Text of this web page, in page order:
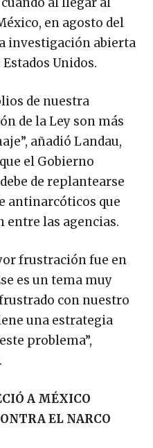
en agosto del
investigación abierta
Unidos.
de nuestra
de la Ley son más
añadió Landau,
el Gobierno
de replantearse
antinarcóticos que
las agencias.
frustración fue en
es un tema muy
con nuestro
una estrategia
problema”,
A MÉXICO
EL NARCO